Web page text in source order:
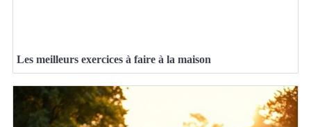
Les meilleurs exercices à faire à la maison